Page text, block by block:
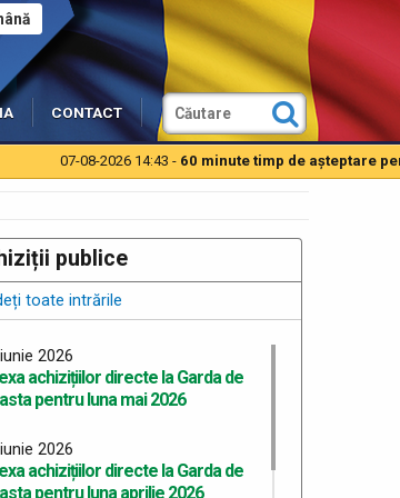
CONTACT
07-08-2026 14:43 -60 minute timp de aşteptare
publice
toate intrările
2026
achizițiilor directe la Garda de
pentru luna mai 2026
2026
achizițiilor directe la Garda de
pentru luna aprilie 2026